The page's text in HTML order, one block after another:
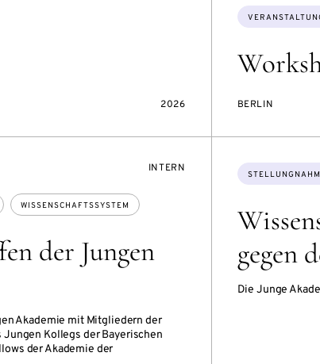
2026
Themen:
BERLIN
der Jungen
Akademie mit Mitgliedern der
Jungen Kollegs der Bayerischen
der Akademie der
WISSENSCHAFTSSYSTEM
VERANSTALTUNGSZUGANG:
INTERN
gegen
Die Junge
Themen: